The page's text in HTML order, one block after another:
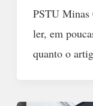
PSTU Minas
ler, em
quanto o